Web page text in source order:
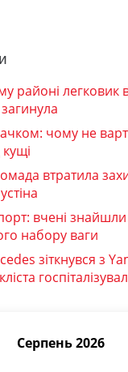
районі легковик
чому не
втратила
вчені
набору ваги
зіткнувся з
Серпень 2026